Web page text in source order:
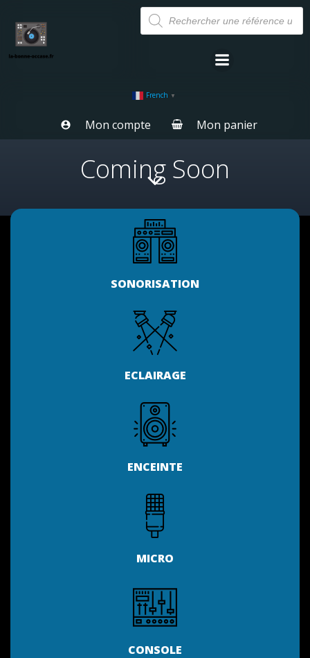
Aller
au
Recherche
de
produits
French ▼
Mon compte Mon panier
Coming Soon
SONORISATION
ECLAIRAGE
ENCEINTE
MICRO
CONSOLE